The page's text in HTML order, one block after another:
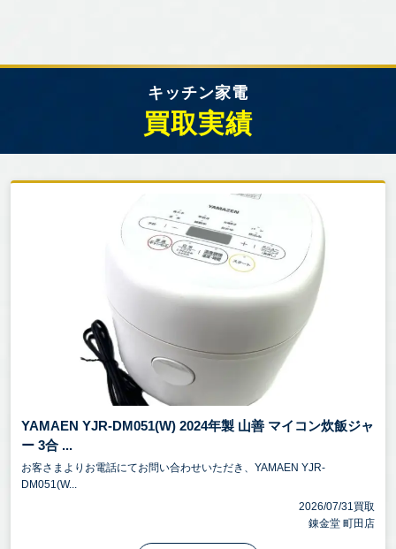
キッチン家電
買取実績
YAMAEN YJR-DM051(W) 2024年製 山善 マイコン炊飯ジャ
ー 3合 ...
お客さまよりお電話にてお問い合わせいただき、YAMAEN YJR-
DM051(W...
2026/07/31買取
錬金堂 町田店